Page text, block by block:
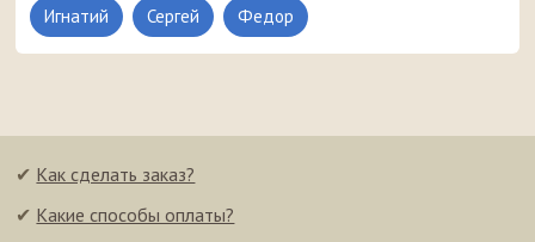
Игнатий Сергей Федор
✔ Как сделать заказ?
✔ Какие способы оплаты?